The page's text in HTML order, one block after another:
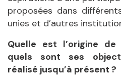
proposées dans
unies et d’autres
Quelle est l’origine
quels sont ses
réalisé jusqu’à présent ?